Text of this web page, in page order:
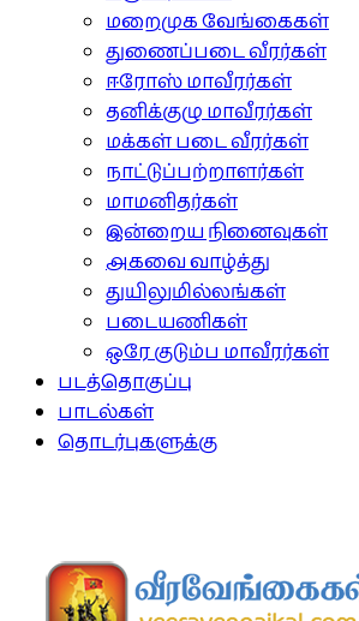
மறைமுக வேங்கைகள்
துணைப்படை வீரர்கள்
ஈரோஸ் மாவீரர்கள்
தனிக்குழு மாவீரர்கள்
மக்கள் படை வீரர்கள்
நாட்டுப்பற்றாளர்கள்
மாமனிதர்கள்
இன்றைய நினைவுகள்
அகவை வாழ்த்து
துயிலுமில்லங்கள்
படையணிகள்
ஒரே குடும்ப மாவீரர்கள்
படத்தொகுப்பு
பாடல்கள்
தொடர்புகளுக்கு